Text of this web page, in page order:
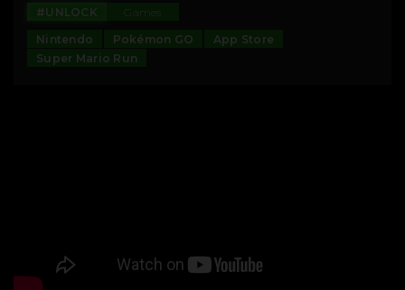
#UNLOCK
Games
Nintendo
Pokémon GO
App Store
Super Mario Run